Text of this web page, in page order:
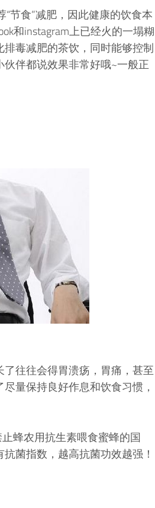
节食”减肥，因此健康的饮食本
和instagram上已经火的一塌糊
毒减肥的茶饮，同时能够控制
伴都说效果非常好哦~一般正
往往会得胃溃疡，胃痛，甚至
量保持良好作息和饮食习惯，
蜂农用抗生素喂食蜜蜂的国
菌指数，越高抗菌功效越强！